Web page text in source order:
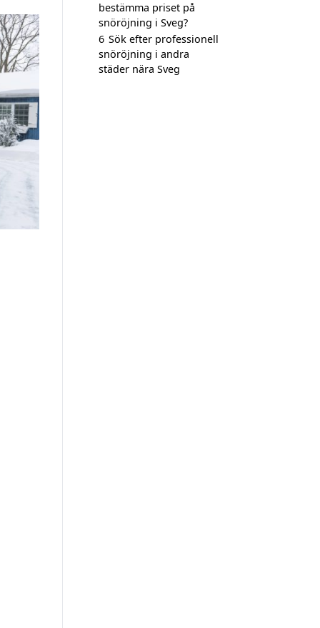
bestämma priset på
snöröjning i Sveg?
6 Sök efter professionell
snöröjning i andra
städer nära Sveg